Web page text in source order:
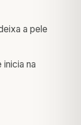
a pele
na